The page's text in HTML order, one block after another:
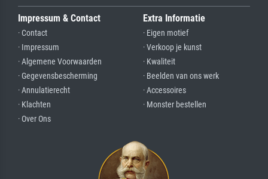
Impressum & Contact
· Contact
· Impressum
· Algemene Voorwaarden
· Gegevensbescherming
· Annulatierecht
· Klachten
· Over Ons
Extra Informatie
· Eigen motief
· Verkoop je kunst
· Kwaliteit
· Beelden van ons werk
· Accessoires
· Monster bestellen